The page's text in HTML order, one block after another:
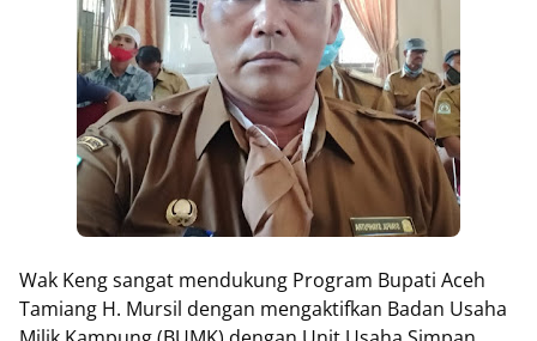
Wak Keng sangat mendukung Program Bupati Aceh
Tamiang H. Mursil dengan mengaktifkan Badan Usaha